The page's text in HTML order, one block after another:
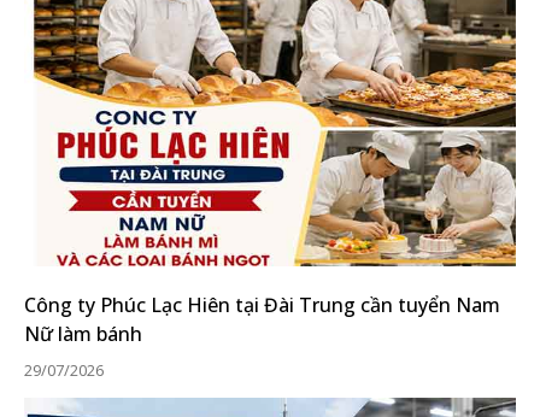
Công ty Phúc Lạc Hiên tại Đài Trung cần tuyển Nam
Nữ làm bánh
29/07/2026